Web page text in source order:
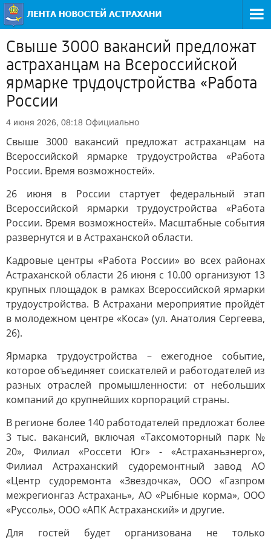
Свыше 3000 вакансий предложат
астраханцам на Всероссийской
ярмарке трудоустройства «Работа
России
4 июня 2026, 08:18 Официально
Свыше 3000 вакансий предложат астраханцам на
Всероссийской ярмарке трудоустройства «Работа
России. Время возможностей».
26 июня в России стартует федеральный этап
Всероссийской ярмарки трудоустройства «Работа
России. Время возможностей». Масштабные события
развернутся и в Астраханской области.
Кадровые центры «Работа России» во всех районах
Астраханской области 26 июня с 10.00 организуют 13
крупных площадок в рамках Всероссийской ярмарки
трудоустройства. В Астрахани мероприятие пройдёт
в молодежном центре «Коса» (ул. Анатолия Сергеева,
26).
Ярмарка трудоустройства – ежегодное событие,
которое объединяет соискателей и работодателей из
разных отраслей промышленности: от небольших
компаний до крупнейших корпораций страны.
В регионе более 140 работодателей предложат более
3 тыс. вакансий, включая «Таксомоторный парк №
20», Филиал «Россети Юг» - «Астраханьэнерго»,
Филиал Астраханский судоремонтный завод АО
«Центр cудоремонта «Звездочка», ООО «Газпром
межрегионгаз Астрахань», АО «Рыбные корма», ООО
«Руссоль», ООО «АПК Астраханский» и другие.
Для гостей будет организована не только